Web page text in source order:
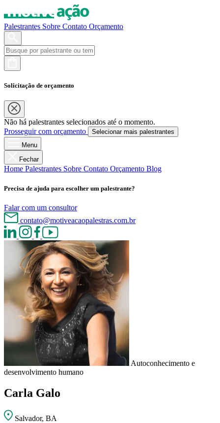
Palestrantes Sobre Contato Orçamento
Solicitação de orçamento
Não há palestrantes selecionados até o momento.
Prosseguir com orçamento
Selecionar mais palestrantes
Menu
Fechar
Home Palestrantes Sobre Contato Orçamento Blog
Precisa de ajuda para escolher um palestrante?
Falar com um consultor
contato@motiveacaopalestras.com.br
Autoconhecimento e
desenvolvimento humano
Carla Galo
Salvador, BA